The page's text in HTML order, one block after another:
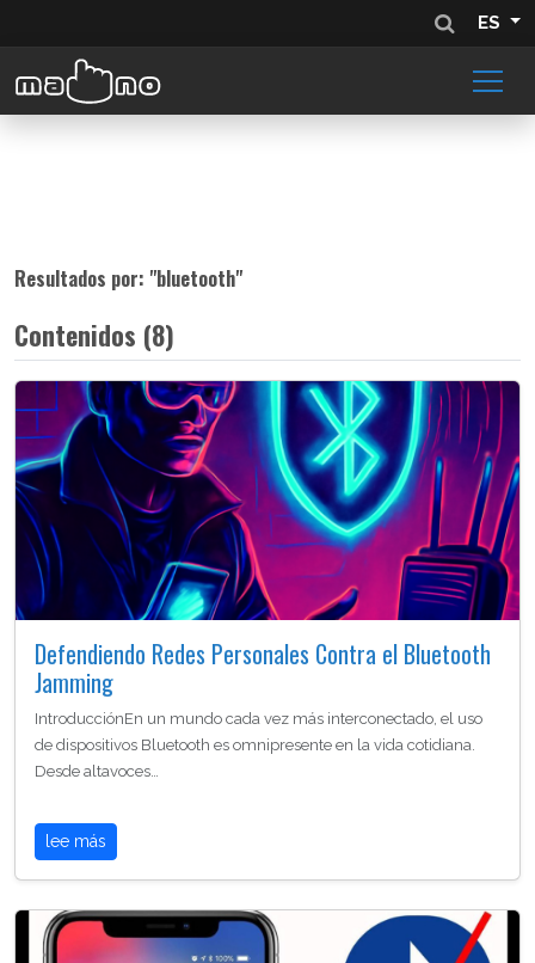
ES
Resultados por: "bluetooth"
Contenidos (8)
Defendiendo Redes Personales Contra el Bluetooth
Jamming
IntroducciónEn un mundo cada vez más interconectado, el uso
de dispositivos Bluetooth es omnipresente en la vida cotidiana.
Desde altavoces…
lee más